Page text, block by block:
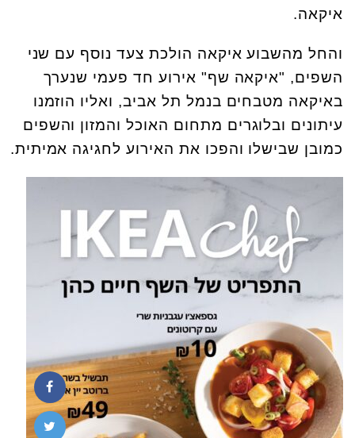
איקאה.
והחל מהשבוע איקאה הולכת צעד נוסף עם שני
השפים, "איקאה שף" אירוע חד פעמי שנערך
באיקאה מטבחים בנמל תל אביב, ואליו הוזמנו
עיתונים ובלוגרים מתחום האוכל והמזון והשפים
כמובן שבישלו והפכו את האירוע לחגיגה אמיתית.